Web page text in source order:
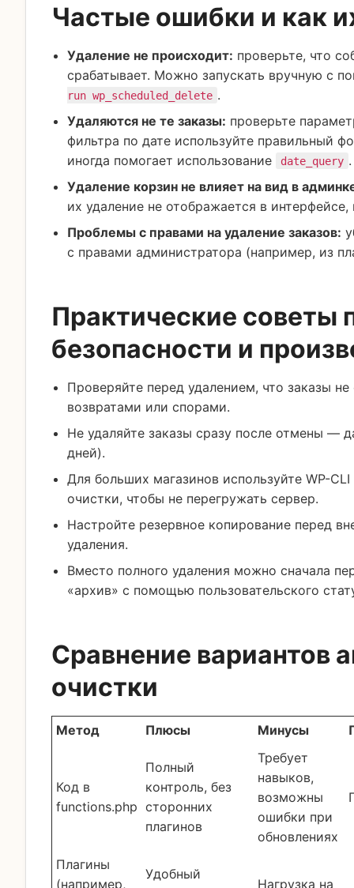
Частые ошибки и как
Удаление не происходит: проверьте, что
срабатывает. Можно запускать вручную с
run wp_scheduled_delete .
Удаляются не те заказы: проверьте
фильтра по дате используйте правильный
иногда помогает использование
date_query .
Удаление корзин не влияет на вид в
их удаление не отображается в
Проблемы с правами на удаление заказов:
с правами администратора (например, из
Практические советы
безопасности и
Проверяйте перед удалением, что заказы
возвратами или спорами.
Не удаляйте заказы сразу после отмены —
дней).
Для больших магазинов используйте WP-
очистки, чтобы не перегружать сервер.
Настройте резервное копирование перед
удаления.
Вместо полного удаления можно сначала
«архив» с помощью пользовательского
Сравнение вариантов
очистки
Метод Плюсы Минусы
Код в
functions.php
Полный
контроль, без
сторонних
плагинов
Требует
навыков,
возможны
ошибки при
обновлениях
Плагины
(например,
Удобный
Нагрузка на